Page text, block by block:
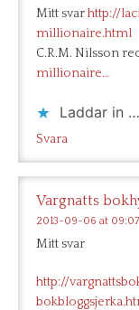
Mitt svarhttp://
millionaire.html
C.R.M. Nilsson
millionaire…
Laddar in …
Svara
Vargnatts
2013-09-06 at 09:07
Mitt svar
http://